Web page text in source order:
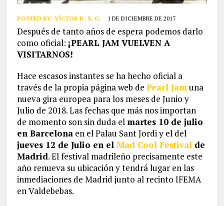
POSTED BY: VÍCTOR D. S. G. 1 DE DICIEMBRE DE 2017
Después de tanto años de espera podemos darlo
como oficial: ¡PEARL JAM VUELVEN A
VISITARNOS!
Hace escasos instantes se ha hecho oficial a
través de la propia página web de Pearl Jamuna
nueva gira europea para los meses de Junio y
Julio de 2018. Las fechas que más nos importan
de momento son sin duda el martes 10 de julio
en Barcelonaen el Palau Sant Jordi y el del
jueves 12 de Julio en el Mad Cool Festivalde
Madrid. El festival madrileño precisamente este
año renueva su ubicación y tendrá lugar en las
inmediaciones de Madrid junto al recinto IFEMA
en Valdebebas.